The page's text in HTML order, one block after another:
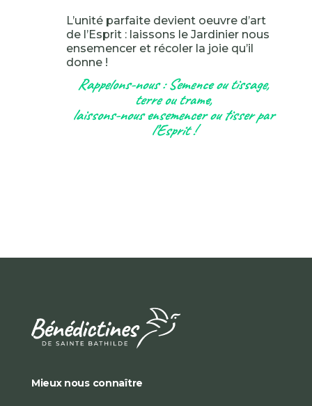
L’unité parfaite devient oeuvre d’art
de l’Esprit : laissons le Jardinier nous
ensemencer et récoler la joie qu’il
donne !
Rappelons-nous : Semence ou tissage,
terre ou trame,
laissons-nous ensemencer ou tisser par
l’Esprit !
Mieux nous connaître